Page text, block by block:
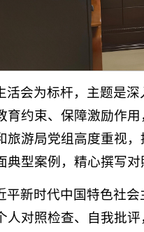
会为标杆，主题是
约束、保障激励作
游局党组高度重视
型案例，精心撰写
新时代中国特色社
对照检查、自我批